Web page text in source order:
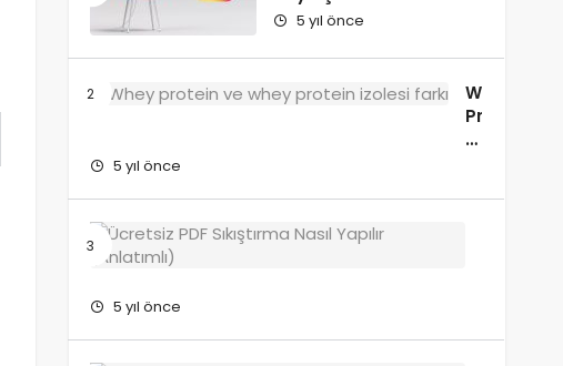
5 yıl önce
Whey
Protein
ve
5 yıl önce
5 yıl önce